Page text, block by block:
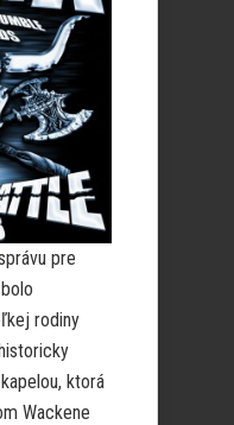
pre
rodiny
ktorá
Wackene